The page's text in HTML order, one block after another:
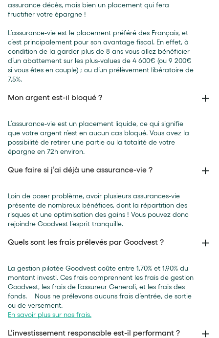
assurance décès, mais bien un placement qui fera
fructifier votre épargne !
L’assurance-vie est le placement préféré des Français, et
c’est principalement pour son avantage fiscal. En effet, à
condition de la garder plus de 8 ans vous allez bénéficier
d’un abattement sur les plus-values de 4 600€ (ou 9 200€
si vous êtes en couple) ; ou d’un prélèvement libératoire de
7,5%.⁣
Mon argent est-il bloqué ?
L’assurance-vie est un placement liquide, ce qui signifie
que votre argent n’est en aucun cas bloqué. Vous avez la
possibilité de retirer une partie ou la totalité de votre
épargne en 72h environ.
Que faire si j’ai déjà une assurance-vie ?
Loin de poser problème, avoir plusieurs assurances-vie
présente de nombreux bénéfices, dont la répartition des
risques et une optimisation des gains ! Vous pouvez donc
rejoindre Goodvest l’esprit tranquille.
Quels sont les frais prélevés par Goodvest ?
La gestion pilotée Goodvest coûte entre 1,70% et 1,90% du
montant investi. Ces frais comprennent les frais de gestion
Goodvest, les frais de l’assureur Generali, et les frais des
fonds. Nous ne prélevons aucuns frais d’entrée, de sortie
ou de versement.
En savoir plus sur nos frais.
L’investissement responsable est-il performant ?